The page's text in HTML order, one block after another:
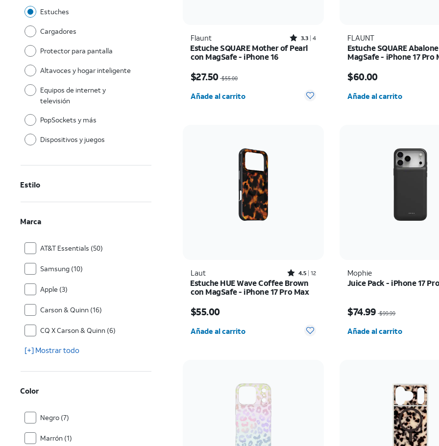
Estuches
Cargadores
Protector para pantalla
Altavoces y hogar inteligente
Equipos de internet y
televisión
PopSockets y más
Dispositivos y juegos
Estilo
Marca
AT&T Essentials (50)
Samsung (10)
Apple (3)
Carson & Quinn (16)
CQ X Carson & Quinn (6)
[+] Mostrar todo
Color
Negro (7)
Marrón (1)
Flaunt Rated3.3out of 5 stars with4reviews
3.3 4
Estuche SQUARE Mother of Pearl
con MagSafe - iPhone 16
$27.50 $55.00
Añade al carrito
FLAUNT
Estuche SQUARE
MagSafe - iPhone 17 Pro
$60.00
Añade al carrito
Laut Rated4.5out of 5 stars with12reviews
4.5 12
Estuche HUE Wave Coffee Brown
con MagSafe - iPhone 17 Pro Max
$55.00
Añade al carrito
Mophie
Juice Pack - iPhone 17
$74.99 $99.99
Añade al carrito